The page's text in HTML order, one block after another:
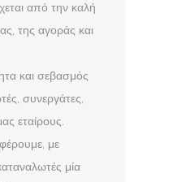
από την καλή
της αγοράς και
και σεβασμός
συνεργάτες,
εταίρους.
με
μία